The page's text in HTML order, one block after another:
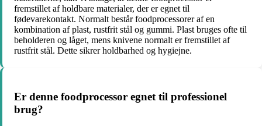
fremstillet af holdbare materialer, der er egnet til
fødevarekontakt. Normalt består foodprocessorer af en
kombination af plast, rustfrit stål og gummi. Plast bruges ofte til
beholderen og låget, mens knivene normalt er fremstillet af
rustfrit stål. Dette sikrer holdbarhed og hygiejne.
Er denne foodprocessor egnet til professionel
brug?